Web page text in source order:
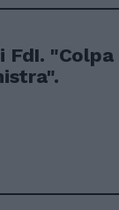
FdI. "Colpa